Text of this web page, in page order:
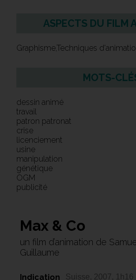
ASPECTS DU FILM
Graphisme,Techniques
MOTS-
dessin animé
travail
patron patronat
crise
licenciement
usine
manipulation
génétique
OGM
publicité
Max & Co
un film d’animation de
Guillaume
Indication Suisse, 2007, 1h16